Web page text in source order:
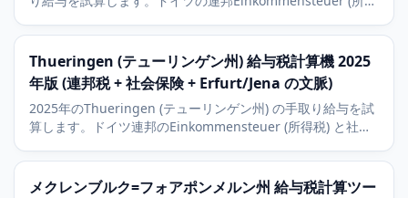
ル) 大規模工場の文脈、9パーセントのKirchensteuer (教会
税) を含みます。
Thueringen (テューリンゲン州) 給与税計算機 2025
年版 (連邦税 + 社会保険 + Erfurt/Jena の文脈)
2025年のThueringen (テューリンゲン州) の手取り給与を試
算します。ドイツ連邦のEinkommensteuer (所得税) と社会
Zeiss の光学産業の文脈と9パーセントの教会税を含みます。
メクレンブルク=フォアポンメルン州 給与税計算ツー